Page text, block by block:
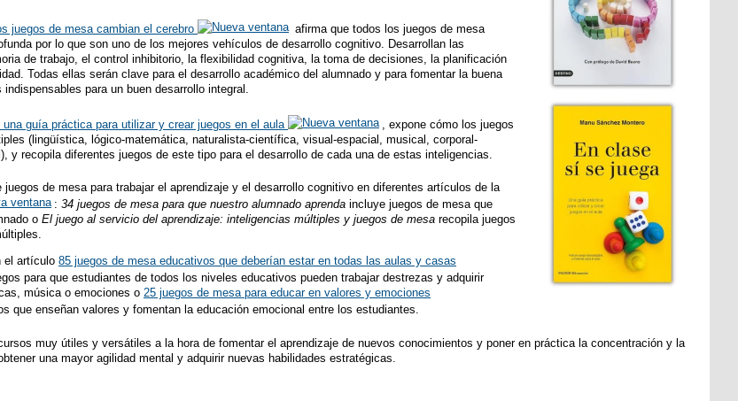
juegos de mesa cambian el cerebro
afirma que todos los juegos de mesa
por lo que son uno de los mejores vehículos de desarrollo cognitivo. Desarrollan las
de trabajo, el control inhibitorio, la flexibilidad cognitiva, la toma de decisiones, la planificación
Todas ellas serán clave para el desarrollo académico del alumnado y para fomentar la buena
para un buen desarrollo integral.
guía práctica para utilizar y crear juegos en el aula
, expone cómo los juegos
(lingüística, lógico-matemática, naturalista-científica, visual-espacial, musical, corporal-
y recopila diferentes juegos de este tipo para el desarrollo de cada una de estas inteligencias.
de mesa para trabajar el aprendizaje y el desarrollo cognitivo en diferentes artículos de la
:34 juegos de mesa para que nuestro alumnado aprenda incluye juegos de mesa que
o El juego al servicio del aprendizaje: inteligencias múltiples y juegos de mesa recopila juegos
el artículo 85 juegos de mesa educativos que deberían estar en todas las aulas y casas
para que estudiantes de todos los niveles educativos pueden trabajar destrezas y adquirir
música o emociones o 25 juegos de mesa para educar en valores y emociones
que enseñan valores y fomentan la educación emocional entre los estudiantes.
muy útiles y versátiles a la hora de fomentar el aprendizaje de nuevos conocimientos y poner en práctica la concentración y la
una mayor agilidad mental y adquirir nuevas habilidades estratégicas.